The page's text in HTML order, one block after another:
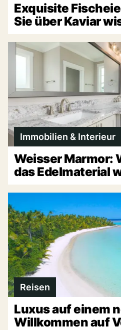
Exquisite
Sie über Kaviar
Immobilien & Interieur
Weisser Marmor:
das Edelmaterial
Reisen
Luxus auf einem
Willkommen auf